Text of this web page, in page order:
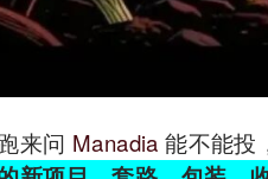
来问 Manadia 能不能投